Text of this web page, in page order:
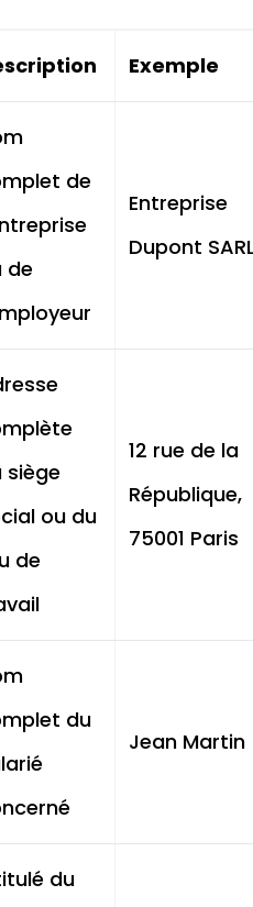
Exemple
de
de
Entreprise
Dupont
siège
ou du
de
12 rue de la
République,
75001 Paris
du
Jean Martin
du